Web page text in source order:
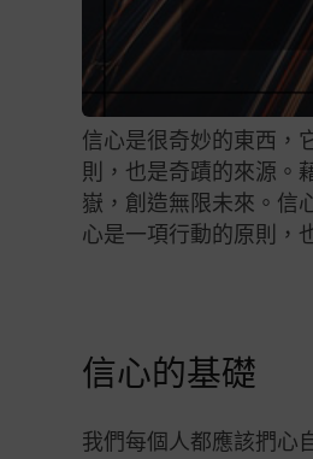
信心是很奇妙的東西，
則，也是奇蹟的來源。
嶽，創造無限未來。信
心是一項行動的原則，
信心的基礎
我們每個人都應該捫心